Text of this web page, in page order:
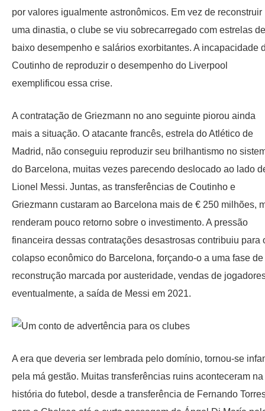
por valores igualmente astronômicos. Em vez de reconstruir
uma dinastia, o clube se viu sobrecarregado com estrelas de
baixo desempenho e salários exorbitantes. A incapacidade
Coutinho de reproduzir o desempenho do Liverpool
exemplificou essa crise.
A contratação de Griezmann no ano seguinte piorou ainda
mais a situação. O atacante francês, estrela do Atlético de
Madrid, não conseguiu reproduzir seu brilhantismo no
do Barcelona, ​​muitas vezes parecendo deslocado ao lado
Lionel Messi. Juntas, as transferências de Coutinho e
Griezmann custaram ao Barcelona mais de € 250 milhões,
renderam pouco retorno sobre o investimento. A pressão
financeira dessas contratações desastrosas contribuiu para
colapso econômico do Barcelona, ​​forçando-o a uma fase de
reconstrução marcada por austeridade, vendas de
eventualmente, a saída de Messi em 2021.
A era que deveria ser lembrada pelo domínio, tornou-se
pela má gestão. Muitas transferências ruins aconteceram na
história do futebol, desde a transferência de Fernando